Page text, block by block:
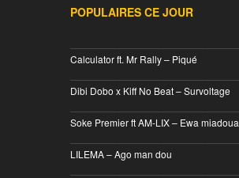
POPULAIRES CE JOUR
Calculator ft. Mr Rally – Piqué
Dibi Dobo x Kiff No Beat – Survoltage
Soke Premier ft AM-LIX – Ewa miadoua
LILEMA – Ago man dou